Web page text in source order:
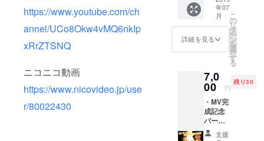
https://www.youtube.com/ch
annel/UCo8Okw4vMQ6nkIp
xRrZTSNQ
ニコニコ動画
https://www.nicovideo.jp/use
r/80022430
礼動画
※支援時
に必ず
備考欄
にご希
望のお
ご記入
くださ
い。
年07
月
詳細を見る
こ
の
リ
タ
ー
ン
を
選
択
す
る
7,0
00 円
残り30
・MV完
成記念
パー
ティー
支援